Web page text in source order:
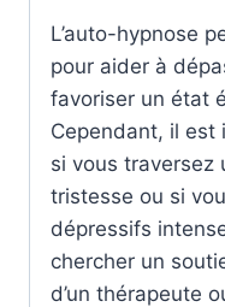
L’auto-hypnose
pour aider à
favoriser un état
Cependant, il est
si vous traversez
tristesse ou si
dépressifs
chercher un
d’un thérapeute